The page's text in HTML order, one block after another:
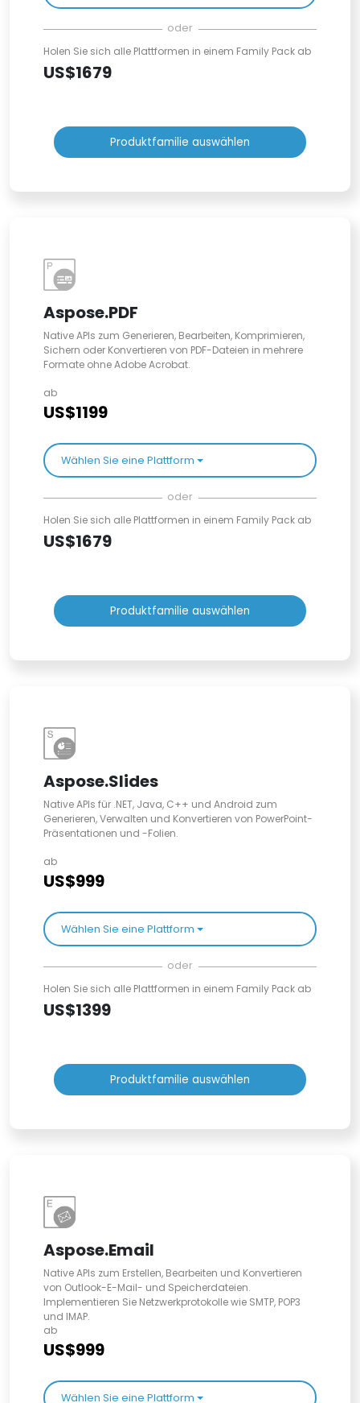
oder
Holen Sie sich alle Plattformen in einem Family Pack ab
US$1679
Produktfamilie auswählen
Aspose.PDF
Native APIs zum Generieren, Bearbeiten, Komprimieren,
Sichern oder Konvertieren von PDF-Dateien in mehrere
Formate ohne Adobe Acrobat.
ab
US$1199
Wählen Sie eine Plattform
oder
Holen Sie sich alle Plattformen in einem Family Pack ab
US$1679
Produktfamilie auswählen
Aspose.Slides
Native APIs für .NET, Java, C++ und Android zum
Generieren, Verwalten und Konvertieren von PowerPoint-
Präsentationen und -Folien.
ab
US$999
Wählen Sie eine Plattform
oder
Holen Sie sich alle Plattformen in einem Family Pack ab
US$1399
Produktfamilie auswählen
Aspose.Email
Native APIs zum Erstellen, Bearbeiten und Konvertieren
von Outlook-E-Mail- und Speicherdateien.
Implementieren Sie Netzwerkprotokolle wie SMTP, POP3
und IMAP.
ab
US$999
Wählen Sie eine Plattform